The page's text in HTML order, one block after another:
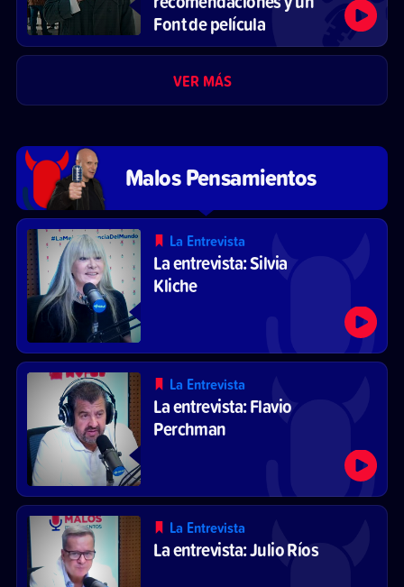
Font de película
VER MÁS
Malos Pensamientos
La Entrevista
La entrevista: Silvia
Kliche
La Entrevista
La entrevista: Flavio
Perchman
La Entrevista
La entrevista: Julio Ríos